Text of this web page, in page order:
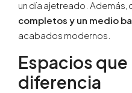
un día ajetreado. Además,
completos y un medio
acabados modernos.
Espacios que
diferencia